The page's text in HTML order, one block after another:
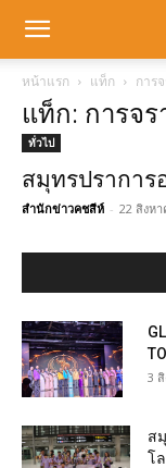
หน้าแรก แท็ก การ
แท็ก: การจ
ทั่วไป
สมุทรปราการ
สำนักข่าวคชสีห์ - 22 สิงหา
3
ส
โ